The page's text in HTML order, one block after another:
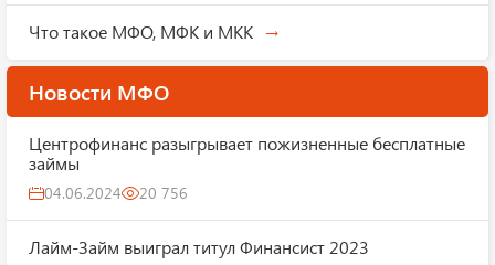
Что такое МФО, МФК и МКК
Новости МФО
Центрофинанс разыгрывает пожизненные бесплатные
займы
04.06.2024 20 756
Лайм-Займ выиграл титул Финансист 2023